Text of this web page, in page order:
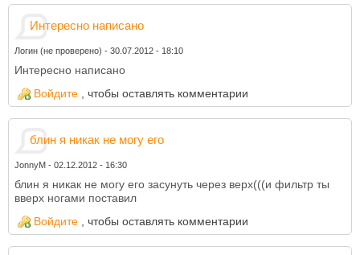
Интересно написано
Логин (не проверено) - 30.07.2012 - 18:10
Интересно написано
Войдите , чтобы оставлять комментарии
блин я никак не могу его
JonnyM - 02.12.2012 - 16:30
блин я никак не могу его засунуть через верх(((и фильтр ты
вверх ногами поставил
Войдите , чтобы оставлять комментарии